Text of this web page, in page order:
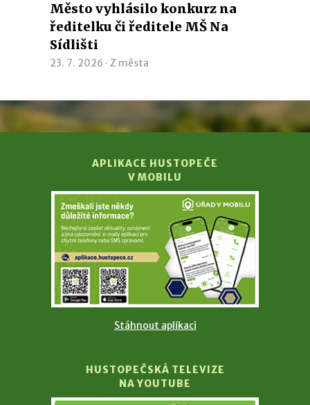
Město vyhlásilo konkurz na
ředitelku či ředitele MŠ Na
Sídlišti
23. 7. 2026 · Z města
APLIKACE HUSTOPEČE
V MOBILU
Stáhnout aplikaci
HUSTOPEČSKÁ TELEVIZE
NA YOUTUBE